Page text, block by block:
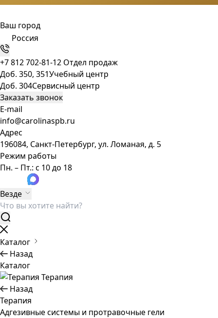
Ваш город
Россия
+7 812 702-81-12 Отдел продаж
Доб. 350, 351Учебный центр
Доб. 304Сервисный центр
Заказать звонок
E-mail
info@carolinaspb.ru
Адрес
196084, Санкт-Петербург, ул. Ломаная, д. 5
Режим работы
Пн. – Пт.: с 10 до 18
Везде
Каталог
Назад
Каталог
Терапия
Назад
Терапия
Адгезивные системы и протравочные гели